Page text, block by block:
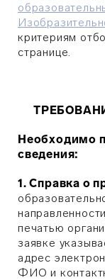
критериям
странице.
Необходимо
сведения:
1. Справка о
печатью
заявке
адрес
ФИО и